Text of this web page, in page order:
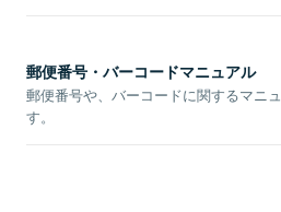
郵便番号・バーコードマニュアル
郵便番号や、バーコードに関するマニ
す。